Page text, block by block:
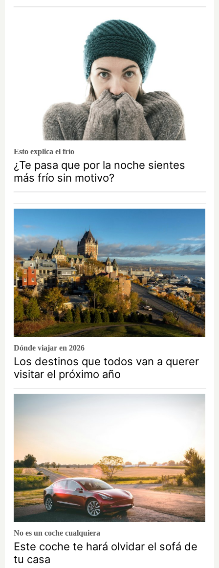
Esto explica el frío
¿Te pasa que por la noche sientes
más frío sin motivo?
Dónde viajar en 2026
Los destinos que todos van a querer
visitar el próximo año
No es un coche cualquiera
Este coche te hará olvidar el sofá de
tu casa